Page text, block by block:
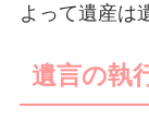
よって遺産は
遺言の執